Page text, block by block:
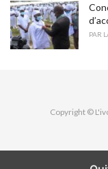
PAR
Copyright ©